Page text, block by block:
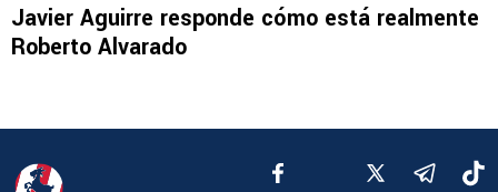
Javier Aguirre responde cómo está realmente
Roberto Alvarado